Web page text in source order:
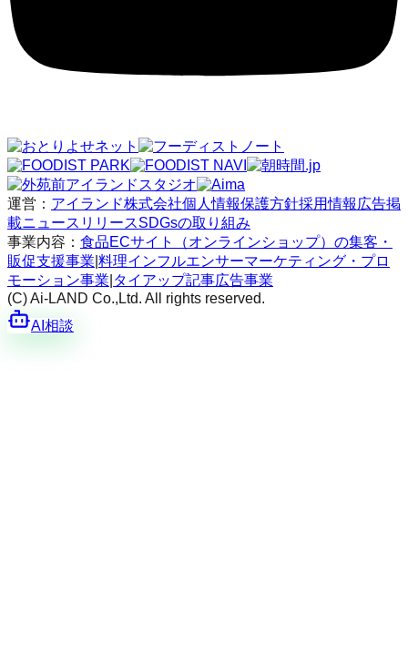
運営： アイランド株式会社個人情報保護方針採用情報 広告掲
載ニュースリリースSDGsの取り組み
事業内容： 食品ECサイト（オンラインショップ）の集客・
販促支援事業 料理インフルエンサーマーケティング・プロ
モーション事業 タイアップ記事広告事業
(C) Ai-LAND Co.,Ltd. All rights reserved.
AI相談